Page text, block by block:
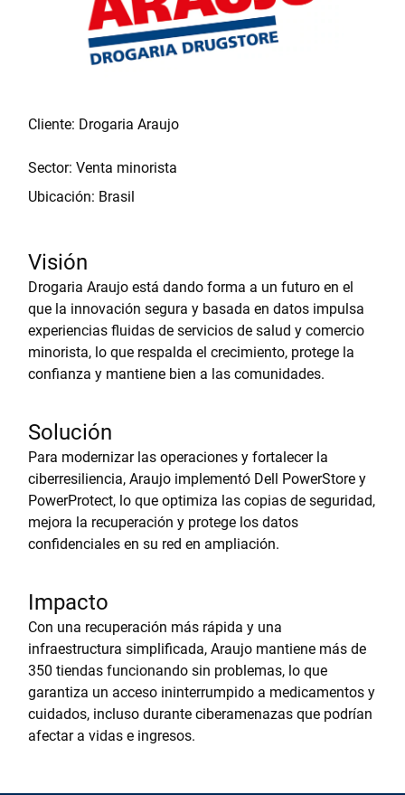
Cliente: Drogaria Araujo
Sector: Venta minorista
Ubicación: Brasil
Visión
Drogaria Araujo está dando forma a un futuro en el
que la innovación segura y basada en datos impulsa
experiencias fluidas de servicios de salud y comercio
minorista, lo que respalda el crecimiento, protege la
confianza y mantiene bien a las comunidades.
Solución
Para modernizar las operaciones y fortalecer la
ciberresiliencia, Araujo implementó Dell PowerStore y
PowerProtect, lo que optimiza las copias de seguridad,
mejora la recuperación y protege los datos
confidenciales en su red en ampliación.
Impacto
Con una recuperación más rápida y una
infraestructura simplificada, Araujo mantiene más de
350 tiendas funcionando sin problemas, lo que
garantiza un acceso ininterrumpido a medicamentos y
cuidados, incluso durante ciberamenazas que podrían
afectar a vidas e ingresos.